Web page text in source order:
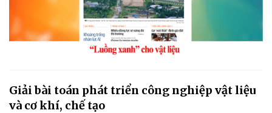
Giải bài toán phát triển công nghiệp vật liệu
và cơ khí, chế tạo